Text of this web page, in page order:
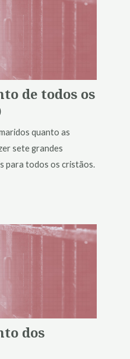
de todos os
quanto as
sete grandes
para todos os cristãos.
dos